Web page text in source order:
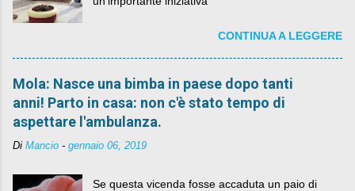
CONTINUA A LEGGERE
Mola: Nasce una bimba in paese dopo tanti
anni! Parto in casa: non c'è stato tempo di
aspettare l'ambulanza.
Di Mancio - gennaio 06, 2019
Se questa vicenda fosse accaduta un paio di